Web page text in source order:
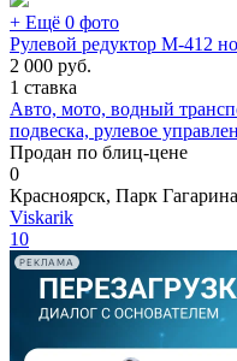
+ Ещё 0 фото
Рулевой редуктор М-412
2 000 руб.
1 ставка
Авто, мото, водный
подвеска, рулевое
Продан по блиц-цене
0
Красноярск, Парк Гагарина
Viskarik
10
РЕКЛАМА